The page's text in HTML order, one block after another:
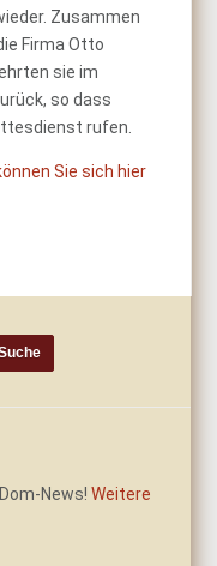
Zusammen
Firma Otto
sie im
so dass
rufen.
Sie sich hier
News!Weitere